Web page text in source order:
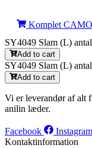
Komplet
SY4049 Slam (L) antal
Add to cart
SY4049 Slam (L) antal
Add to cart
Vi er leverandør af alt
anilin læder.
Facebook Instagram
Kontaktinformation